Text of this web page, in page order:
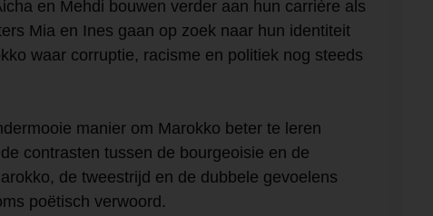
en Mehdi bouwen verder aan hun carrière als
Mia en Ines gaan op zoek naar hun identiteit
waar corruptie, racisme en politiek nog steeds
manier om Marokko beter te leren
contrasten tussen de bourgeoisie en de
de tweestrijd en de dubbele gevoelens
poëtisch verwoord.